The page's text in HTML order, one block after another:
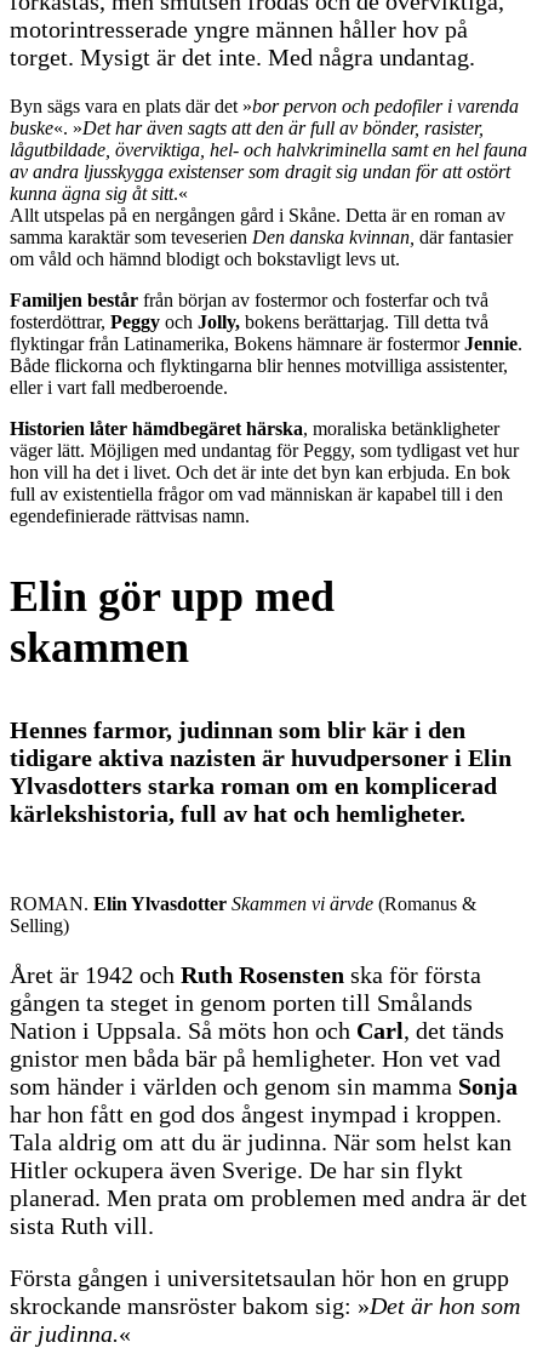
motorintresserade yngre männen håller hov på
torget. Mysigt är det inte. Med några undantag.
Byn sägs vara en plats där det »bor pervon och pedofiler i varenda
buske«. »Det har även sagts att den är full av bönder, rasister,
lågutbildade, överviktiga, hel- och halvkriminella samt en hel fauna
av andra ljusskygga existenser som dragit sig undan för att ostört
kunna ägna sig åt sitt.«
Allt utspelas på en nergången gård i Skåne. Detta är en roman av
samma karaktär som teveserien Den danska kvinnan, där fantasier
om våld och hämnd blodigt och bokstavligt levs ut.
Familjen består från början av fostermor och fosterfar och två
fosterdöttrar, Peggy och Jolly, bokens berättarjag. Till detta två
flyktingar från Latinamerika, Bokens hämnare är fostermorJennie.
Både flickorna och flyktingarna blir hennes motvilliga assistenter,
eller i vart fall medberoende.
Historien låter hämdbegäret härska, moraliska betänkligheter
väger lätt. Möjligen med undantag för Peggy, som tydligast vet hur
hon vill ha det i livet. Och det är inte det byn kan erbjuda. En bok
full av existentiella frågor om vad människan är kapabel till i den
egendefinierade rättvisas namn.
Elin gör upp med
skammen
Hennes farmor, judinnan som blir kär i den
tidigare aktiva nazisten är huvudpersoner i Elin
Ylvasdotters starka roman om en komplicerad
kärlekshistoria, full av hat och hemligheter.
ROMAN. Elin Ylvasdotter Skammen vi ärvde (Romanus &
Selling)
Året är 1942 och Ruth Rosensten ska för första
gången ta steget in genom porten till Smålands
Nation i Uppsala. Så möts hon och Carl, det tänds
gnistor men båda bär på hemligheter. Hon vet vad
som händer i världen och genom sin mamma Sonja
har hon fått en god dos ångest inympad i kroppen.
Tala aldrig om att du är judinna. När som helst kan
Hitler ockupera även Sverige. De har sin flykt
planerad. Men prata om problemen med andra är det
sista Ruth vill.
Första gången i universitetsaulan hör hon en grupp
skrockande mansröster bakom sig: »Det är hon som
är judinna.«